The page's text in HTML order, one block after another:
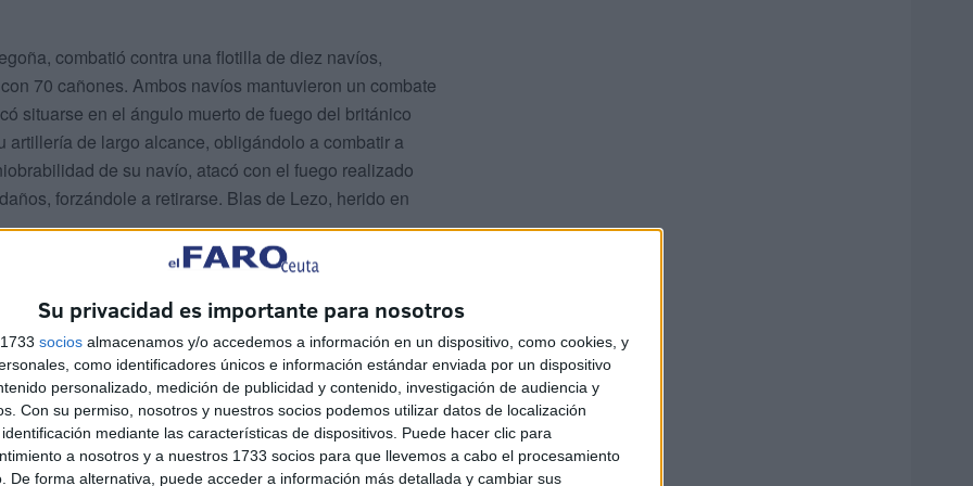
Su privacidad es importante para nosotros
socios almacenamos y/o accedemos a información en un dispositivo, como cookies, y
como identificadores únicos e información estándar enviada por un dispositivo
personalizado, medición de publicidad y contenido, investigación de audiencia y
Con su permiso, nosotros y nuestros socios podemos utilizar datos de localización
mediante las características de dispositivos. Puede hacer clic para
a nosotros y a nuestros 1733 socios para que llevemos a cabo el procesamiento
De forma alternativa, puede acceder a información más detallada y cambiar sus
combatió contra una flotilla de diez navíos,
70 cañones. Ambos navíos mantuvieron un combate
situarse en el ángulo muerto de fuego del británico
de largo alcance, obligándolo a combatir a
de su navío, atacó con el fuego realizado
forzándole a retirarse. Blas de Lezo, herido en
ojo, una pierna y un brazo en
forjó una carrera militar
apodos de "Patapalo" y
los navíos españoles realizaban sus disparos de los